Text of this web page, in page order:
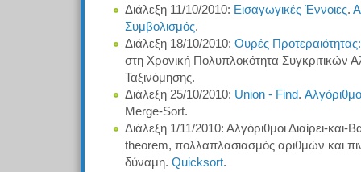
Διάλεξη 11/10/2010: Εισαγωγικές Έννοιες.
Συμβολισμός.
Διάλεξη 18/10/2010: Ουρές
στη Χρονική Πολυπλοκότητα Συγκριτικών
Ταξινόμησης.
Διάλεξη 25/10/2010: Union - Find.
Merge-Sort.
Διάλεξη 1/11/2010: Αλγόριθμοι Διαίρει-και-
theorem, πολλαπλασιασμός αριθμών και
δύναμη. Quicksort.